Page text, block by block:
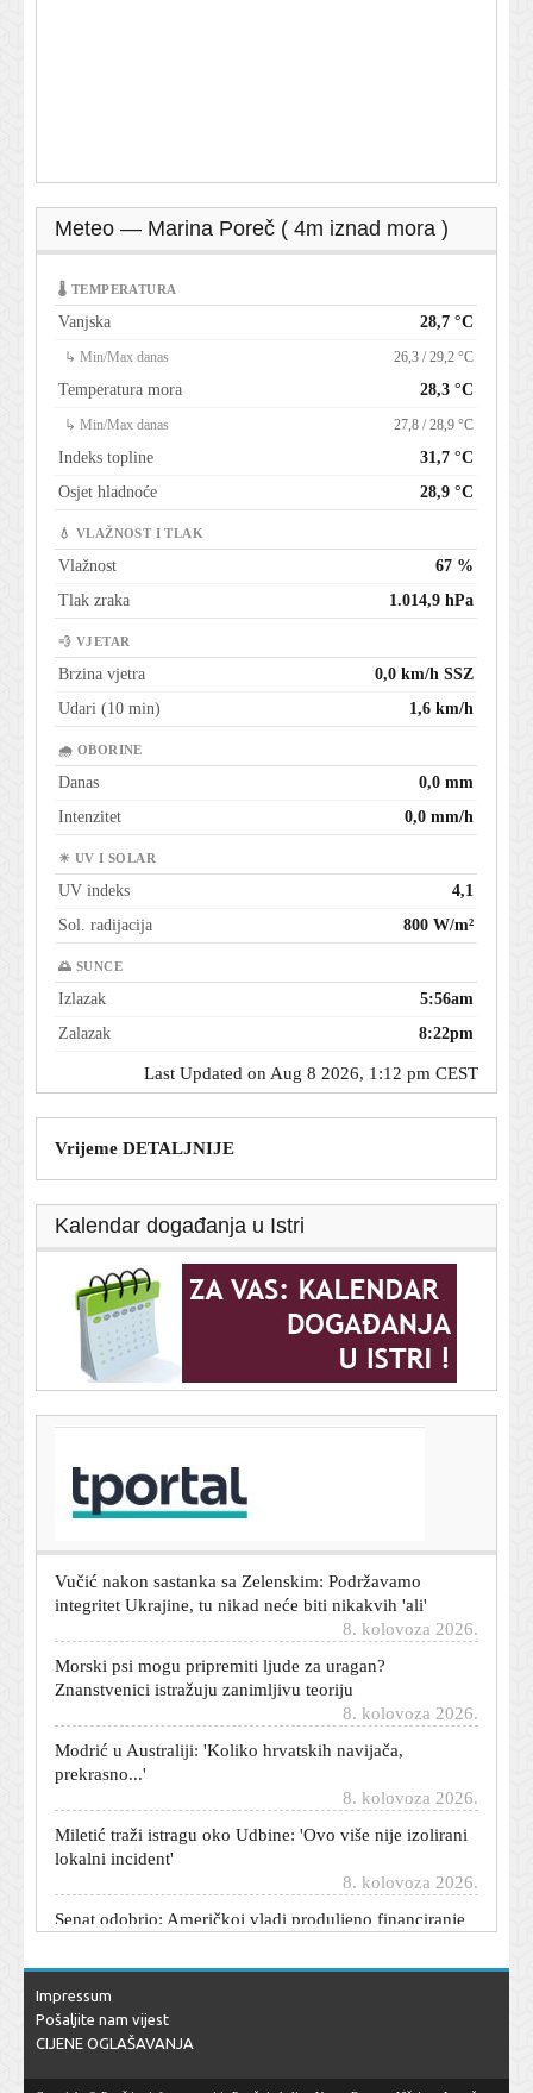
Meteo — Marina Poreč ( 4m iznad mora )
🌡 TEMPERATURA
Vanjska 28,7 °C
↳ Min/Max danas 26,3 / 29,2 °C
Temperatura mora 28,3 °C
↳ Min/Max danas 27,8 / 28,9 °C
Indeks topline
31,7 °C
Osjet hladnoće
28,9 °C
💧 VLAŽNOST I TLAK
Vlažnost
67 %
Tlak zraka
1.014,9 hPa
💨 VJETAR
Brzina vjetra
0,0 km/h SSZ
Udari (10 min)
1,6 km/h
🌧 OBORINE
Danas
0,0 mm
Intenzitet
0,0 mm/h
☀ UV I SOLAR
UV indeks
4,1
Sol. radijacija
800 W/m²
🌅 SUNCE
Izlazak
5:56am
Zalazak
8:22pm
Last Updated on Aug 8 2026, 1:12 pm CEST
Vrijeme DETALJNIJE
Kalendar događanja u Istri
Zaboravite na tavu: Vrhunski chef otkriva kako
pripremiti savršena jaja na oko
integritet Ukrajine, tu nikad neće biti nikakvih 'ali'
8. kolovoza 2026.
Morski psi mogu pripremiti ljude za uragan?
Znanstvenici istražuju zanimljivu teoriju
8. kolovoza 2026.
Modrić u Australiji: 'Koliko hrvatskih navijača,
prekrasno...'
Miletić traži istragu oko Udbine: 'Ovo više nije izolirani
lokalni incident'
Senat odobrio: Američkoj vladi produljeno financiranje
8. kolovoza 2026.
Andrea Šušnjara otvorila dušu o teškom djetinjstvu: 'Ne
Impressum
Pošaljite nam vijest
CIJENE OGLAŠAVANJA